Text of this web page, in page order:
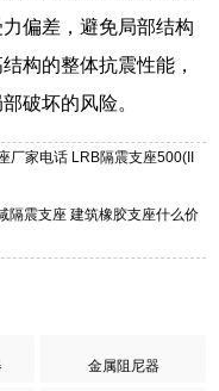
偏差，避免局部结构
构的整体抗震性能，
破坏的风险。
厂家电话 LRB隔震支座500(II
隔震支座 建筑橡胶支座什么价
金属阻尼器